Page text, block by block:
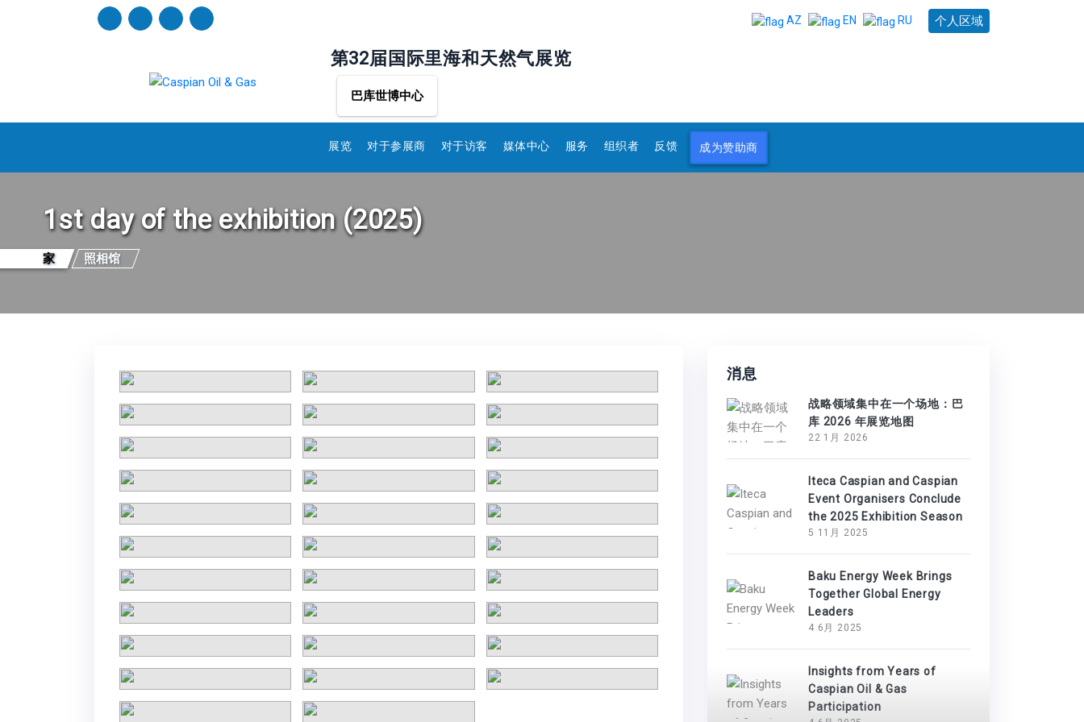
AZ EN RU 个人区域
第32届国际里海和天然气展览
巴库世博中心
展览 对于参展商 对于访客 媒体中心 服务 组织者 反馈 成为赞助商
1st day of the exhibition (2025)
家 照相馆
消息
战略领域集中在一个场地：巴
库 2026 年展览地图
22 1月 2026
Iteca Caspian and Caspian
Event Organisers Conclude
the 2025 Exhibition Season
5 11月 2025
Baku Energy Week Brings
Together Global Energy
Leaders
4 6月 2025
Insights from Years of
Caspian Oil & Gas
Participation